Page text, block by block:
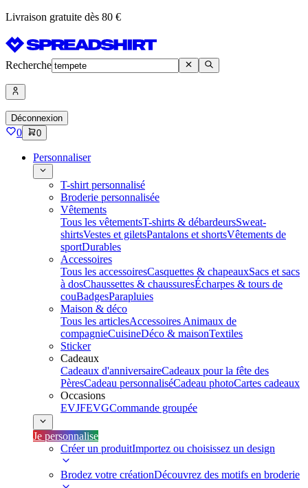
Livraison gratuite dès 80 €
Recherche
Déconnexion
0 0
Personnaliser
T-shirt personnalisé
Broderie personnalisée
Vêtements
Tous les vêtementsT-shirts & débardeursSweat-
shirtsVestes et giletsPantalons et shortsVêtements de
sportDurables
Accessoires
Tous les accessoiresCasquettes & chapeauxSacs et sacs
à dosChaussettes & chaussuresÉcharpes & tours de
couBadgesParapluies
Maison & déco
Tous les articlesAccessoires Animaux de
compagnieCuisineDéco & maisonTextiles
Sticker
Cadeaux
Cadeaux d'anniversaireCadeaux pour la fête des
PèresCadeau personnaliséCadeau photoCartes cadeaux
Occasions
EVJFEVGCommande groupée
Je personnalise
Créer un produitImportez ou choisissez un design
Brodez votre créationDécouvrez des motifs en broderie